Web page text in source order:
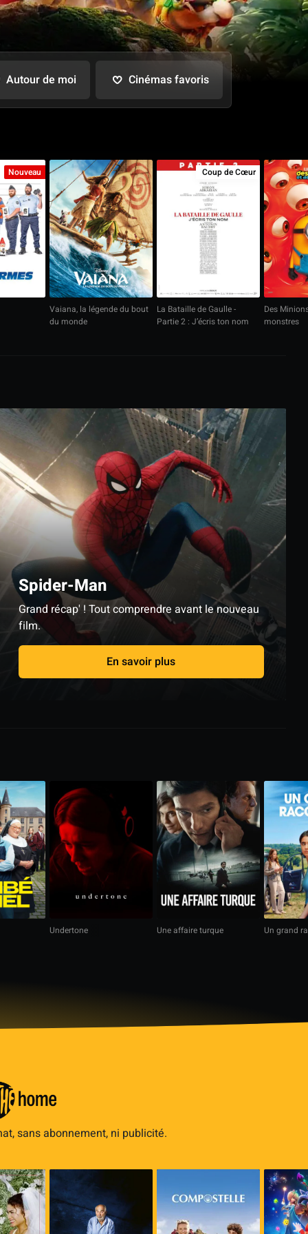
Autour de moi Cinémas favoris
Nouveau
Vaiana, la légende du bout
du monde
La Bataille de Gaulle -
Partie 2 : J’écris ton nom
Coup de Cœur
Des
monstres
Spider-Man
Grand récap' ! Tout comprendre avant le nouveau
film.
En savoir plus
Undertone Une affaire turque Un grand
sans abonnement, ni publicité.